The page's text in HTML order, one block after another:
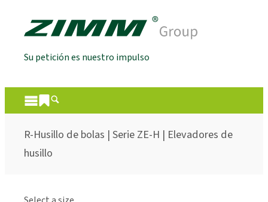
Su petición es nuestro impulso
R-Husillo de bolas | Serie ZE-H | Elevadores de
husillo